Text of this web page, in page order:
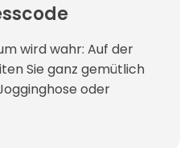
wird wahr: Auf der
Sie ganz gemütlich
oder